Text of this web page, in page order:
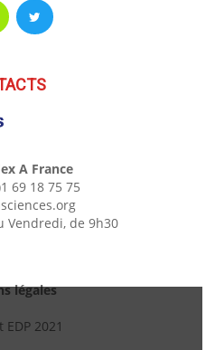
A France
69 18 75 75
Vendredi, de 9h30
légales
2021